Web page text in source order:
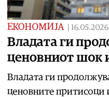
ЕКОНОМИЈА 16.05.2026
Владата ги
ценовниот шок
Владата ги
ценовните притисоци